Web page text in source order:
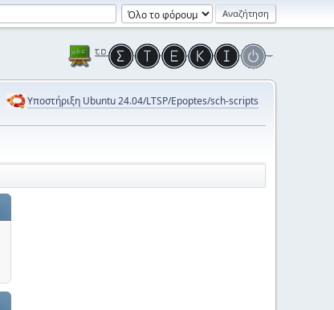
Υποστήριξη Ubuntu 24.04/LTSP/Epoptes/sch-scripts